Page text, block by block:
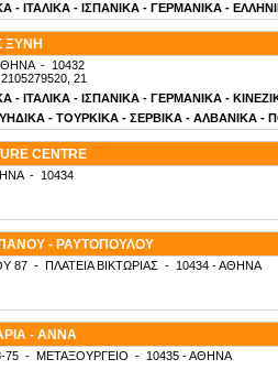
- ΙΤΑΛΙΚΑ - ΙΣΠΑΝΙΚΑ - ΓΕΡΜΑΝΙΚΑ -
ΞΥΝΗ
- 10432
21
- ΙΤΑΛΙΚΑ - ΙΣΠΑΝΙΚΑ - ΓΕΡΜΑΝΙΚΑ -
- ΤΟΥΡΚΙΚΑ - ΣΕΡΒΙΚΑ - ΑΛΒΑΝΙΚΑ -
CENTRE
- 10434
- ΡΑΥΤΟΠΟΥΛΟΥ
87 - ΠΛΑΤΕΙΑ ΒΙΚΤΩΡΙΑΣ - 10434 - ΑΘΗΝΑ
- ΑΝΝΑ
75 - ΜΕΤΑΞΟΥΡΓΕΙΟ - 10435 - ΑΘΗΝΑ